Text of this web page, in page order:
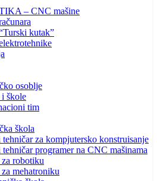
– CNC mašine
kutak”
osoblje
škole
tim
škola
za kompjutersko konstruisanje
programer na CNC mašinama
robotiku
mehatroniku